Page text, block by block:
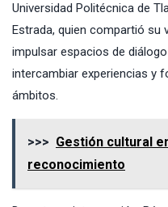
Universidad Politécnica de
Estrada, quien compartió su
impulsar espacios de
intercambiar experiencias y
ámbitos.
>>> Gestión cultural
reconocimiento